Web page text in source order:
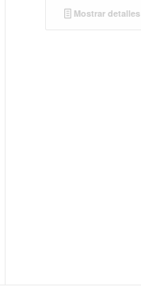
Mostrar detalles